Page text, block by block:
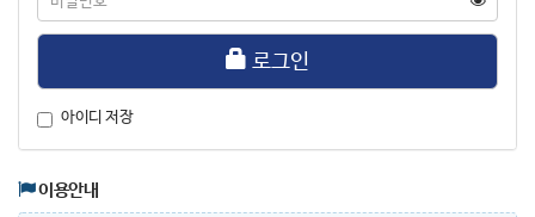
번
로그인
아이디 저장
이용안내